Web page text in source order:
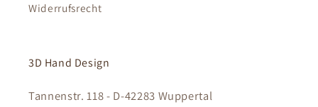
Widerrufsrecht
3D Hand Design
Tannenstr. 118 - D-42283 Wuppertal